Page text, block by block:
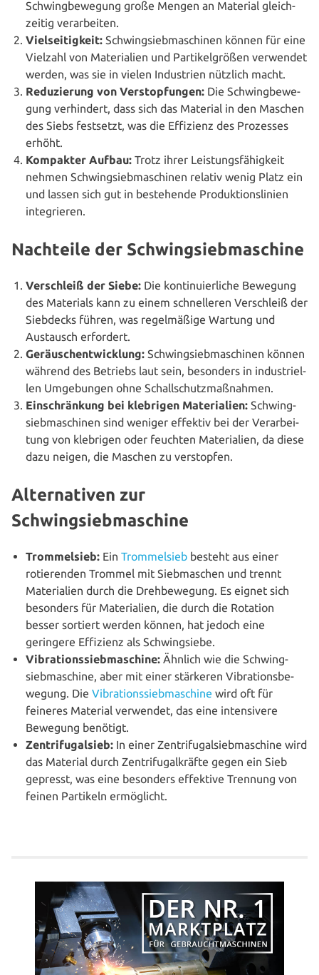
Schwing­be­we­gung große Mengen an Material gleich­
zei­tig verarbeiten.
Viel­sei­tig­keit: Schwing­sieb­ma­schi­nen können für eine
Vielzahl von Mate­ria­li­en und Par­ti­kel­grö­ßen verwendet
werden, was sie in vielen Indus­trien nützlich macht.
Redu­zie­rung von Ver­stop­fun­gen: Die Schwing­be­we­
gung ver­hin­dert, dass sich das Material in den Maschen
des Siebs festsetzt, was die Effizienz des Prozesses
erhöht.
Kompakter Aufbau: Trotz ihrer Leis­tungs­fä­hig­keit
nehmen Schwing­sieb­ma­schi­nen relativ wenig Platz ein
und lassen sich gut in bestehen­de Pro­duk­ti­ons­li­ni­en
integrieren.
Nachteile der Schwingsiebmaschine
Ver­schleiß der Siebe: Die kon­ti­nu­ier­li­che Bewegung
des Materials kann zu einem schnel­le­ren Ver­schleiß der
Siebdecks führen, was regel­mä­ßi­ge Wartung und
Austausch erfordert.
Geräusch­ent­wick­lung: Schwing­sieb­ma­schi­nen können
während des Betriebs laut sein, besonders in indus­tri­el­
len Umge­bun­gen ohne Schallschutzmaßnahmen.
Ein­schrän­kung bei klebrigen Mate­ria­li­en: Schwing­
sieb­ma­schi­nen sind weniger effektiv bei der Ver­ar­bei­
tung von klebrigen oder feuchten Mate­ria­li­en, da diese
dazu neigen, die Maschen zu verstopfen.
Alternativen zur
Schwingsiebmaschine
Trom­mel­sieb: Ein Trom­mel­sieb besteht aus einer
rotie­ren­den Trommel mit Sieb­ma­schen und trennt
Mate­ria­li­en durch die Dreh­be­we­gung. Es eignet sich
besonders für Mate­ria­li­en, die durch die Rotation
besser sortiert werden können, hat jedoch eine
geringere Effizienz als Schwingsiebe.
Vibra­ti­ons­sieb­ma­schi­ne: Ähnlich wie die Schwing­
sieb­ma­schi­ne, aber mit einer stärkeren Vibra­ti­ons­be­
we­gung. Die Vibra­ti­ons­sieb­ma­schi­ne wird oft für
feineres Material verwendet, das eine inten­si­ve­re
Bewegung benötigt.
Zen­tri­fu­gal­sieb: In einer Zen­tri­fu­gal­sieb­ma­schi­ne wird
das Material durch Zen­tri­fu­gal­kräf­te gegen ein Sieb
gepresst, was eine besonders effektive Trennung von
feinen Partikeln ermöglicht.